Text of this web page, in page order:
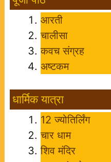
आरती
चालीसा
कवच संग्रह
अष्टकम
धार्मिक यात्रा
12 ज्योतिर्लिंग
चार धाम
शिव मंदिर